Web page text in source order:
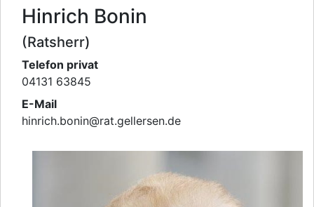
Hinrich Bonin
(Ratsherr)
Telefon privat
04131 63845
E-Mail
hinrich.bonin@rat.gellersen.de